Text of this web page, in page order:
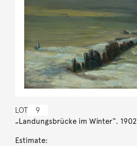
LOT 9
„Landungsbrücke im Winter“. 1902
Estimate: